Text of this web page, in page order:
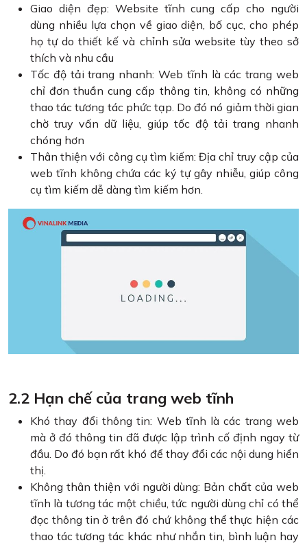
Giao diện đẹp: Website tĩnh cung cấp cho người
dùng nhiều lựa chọn về giao diện, bố cục, cho phép
họ tự do thiết kế và chỉnh sửa website tùy theo sở
thích và nhu cầu
Tốc độ tải trang nhanh: Web tĩnh là các trang web
chỉ đơn thuần cung cấp thông tin, không có những
thao tác tương tác phức tạp. Do đó nó giảm thời gian
chờ truy vấn dữ liệu, giúp tốc độ tải trang nhanh
chóng hơn
Thân thiện với công cụ tìm kiếm: Địa chỉ truy cập của
web tĩnh không chứa các ký tự gây nhiễu, giúp công
cụ tìm kiếm dễ dàng tìm kiếm hơn.
2.2 Hạn chế của trang web tĩnh
Khó thay đổi thông tin: Web tĩnh là các trang web
mà ở đó thông tin đã được lập trình cố định ngay từ
đầu. Do đó bạn rất khó để thay đổi các nội dung hiển
thị.
Không thân thiện với người dùng: Bản chất của web
tĩnh là tương tác một chiều, tức người dùng chỉ có thể
đọc thông tin ở trên đó chứ không thể thực hiện các
thao tác tương tác khác như nhắn tin, bình luận hay